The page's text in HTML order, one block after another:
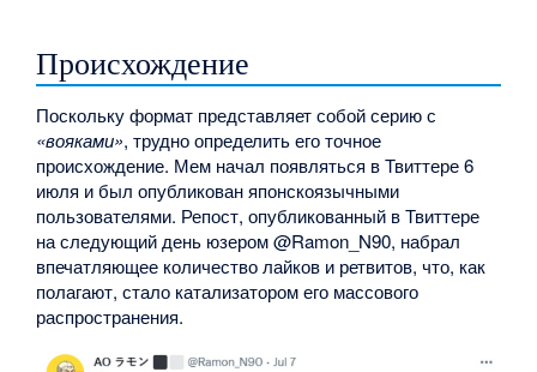
Происхождение
Поскольку формат представляет собой серию с
«вояками», трудно определить его точное
происхождение. Мем начал появляться в Твиттере 6
июля и был опубликован японскоязычными
пользователями. Репост, опубликованный в Твиттере
на следующий день юзером @Ramon_N90, набрал
впечатляющее количество лайков и ретвитов, что, как
полагают, стало катализатором его массового
распространения.